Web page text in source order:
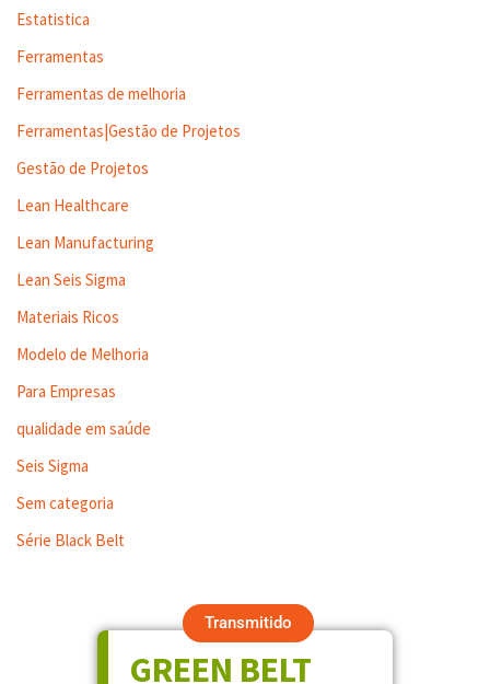
Estatistica
Ferramentas
Ferramentas de melhoria
Ferramentas|Gestão de Projetos
Gestão de Projetos
Lean Healthcare
Lean Manufacturing
Lean Seis Sigma
Materiais Ricos
Modelo de Melhoria
Para Empresas
qualidade em saúde
Seis Sigma
Sem categoria
Série Black Belt
Transmitido
GREEN BELT